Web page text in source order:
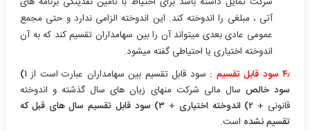
آتی ، مبلغی را اندوخته کند. این اندوخته الزامی ندارد و حتی مجمع
عمومی عادی بعدی میتواند آن را بین سهامداران تقسیم کند که به آن
اندوخته اختیاری یا احتیاطی گفته میشود.
۴٫ سود قابل تقسیم :
سود قابل تقسیم بین سهامداران عبارت است از ۱)
سود خالص سال مالی شرکت منهای زیان های سال گذشته و اندوخته
قانونی + ۲) اندوخته اختیاری +
۳) سود قابل تقسیم سال های قبل که
تقسیم نشده است.